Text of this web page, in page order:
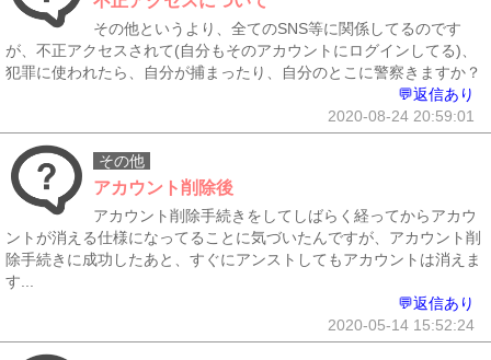
その他というより、全てのSNS等に関係してるのです
が、不正アクセスされて(自分もそのアカウントにログインしてる)、
犯罪に使われたら、自分が捕まったり、自分のとこに警察きますか？
💬返信あり
2020-08-24 20:59:01
その他
アカウント削除後
アカウント削除手続きをしてしばらく経ってからアカウ
ントが消える仕様になってることに気づいたんですが、アカウント削
除手続きに成功したあと、すぐにアンストしてもアカウントは消えま
す...
💬返信あり
2020-05-14 15:52:24